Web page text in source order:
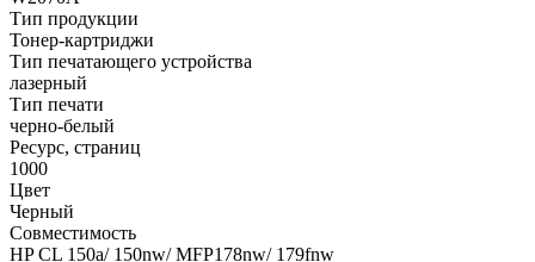
Тип продукции
Тонер-картриджи
Тип печатающего устройства
лазерный
Тип печати
черно-белый
Ресурс, страниц
1000
Цвет
Черный
Совместимость
HP CL 150a/ 150nw/ MFP178nw/ 179fnw